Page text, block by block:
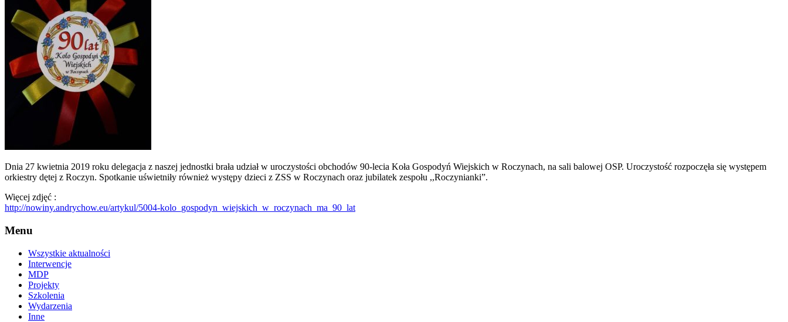
Dnia 27 kwietnia 2019 roku delegacja z naszej jednostki brała udział w uroczystości obchodów 90-lecia Koła Gospodyń Wiejskich w Roczynach, na sali balowej OSP. Uroczystość rozpoczęła się występem
orkiestry dętej z Roczyn. Spotkanie uświetniły również występy dzieci z ZSS w Roczynach oraz jubilatek zespołu ,,Roczynianki”.
Więcej zdjęć :
http://nowiny.andrychow.eu/artykul/5004-kolo_gospodyn_wiejskich_w_roczynach_ma_90_lat
Menu
Wszystkie aktualności
Interwencje
MDP
Projekty
Szkolenia
Wydarzenia
Inne